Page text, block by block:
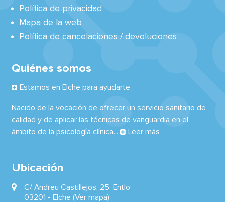
Política de privacidad
Mapa de la web
Política de cancelaciones / devoluciones
Quiénes somos
Estamos en Elche para ayudarte.
Nacido de la vocación de ofrecer un servicio sanitario de
calidad y de aplicar las técnicas de vanguardia en el
ámbito de la psicología clínica...
Leer más
Ubicación
C/ Andreu Castillejos, 25. Entlo
03201 -Elche (Ver mapa)